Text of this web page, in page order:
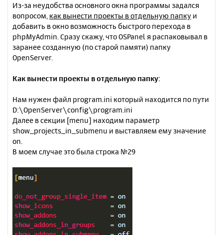
щ
е
н
е
Из-за неудобства основного окна программы задался
вопросом, как вынести проекты в отдельную папку и
добавить в окно возможность быстрого перехода в
phpMyAdmin. Сразу скажу, что OSPanel я распаковывал в
заранее созданную (по старой памяти) папку
OpenServer.
Как вынести проекты в отдельную папку:
Нам нужен файл program.ini который находится по пути
D:\OpenServer\config\program.ini
Далее в секции [menu] находим параметр
show_projects_in_submenu и выставляем ему значение
on.
В моем случае это была строка №29